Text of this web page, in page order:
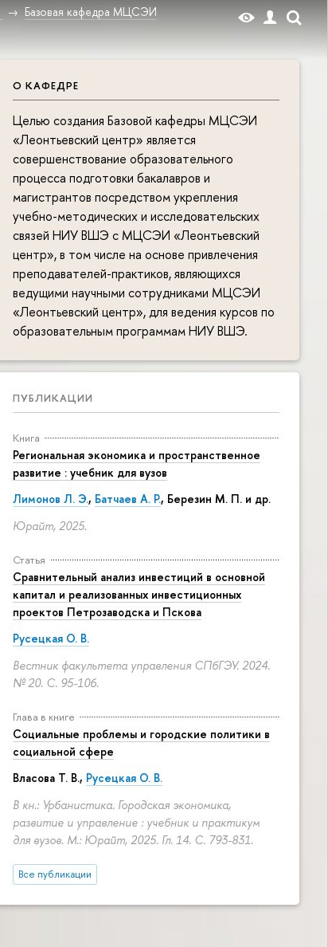
Базовая кафедра МЦСЭИ
О КАФЕДРЕ
Целью создания Базовой кафедры МЦСЭИ
«Леонтьевский центр» является
совершенствование образовательного
процесса подготовки бакалавров и
магистрантов посредством укрепления
учебно-методических и исследовательских
связей НИУ ВШЭ с МЦСЭИ «Леонтьевский
центр», в том числе на основе привлечения
преподавателей-практиков, являющихся
ведущими научными сотрудниками МЦСЭИ
«Леонтьевский центр», для ведения курсов по
образовательным программам НИУ ВШЭ.
ПУБЛИКАЦИИ
Книга
Региональная экономика и пространственное
развитие : учебник для вузов
Лимонов Л. Э., Батчаев А. Р., Березин М. П. и др.
Юрайт, 2025.
Статья
Сравнительный анализ инвестиций в основной
капитал и реализованных инвестиционных
проектов Петрозаводска и Пскова
Русецкая О. В.
Вестник факультета управления СПбГЭУ. 2024.
№ 20. С. 95-106.
Глава в книге
Социальные проблемы и городские политики в
социальной сфере
Власова Т. В., Русецкая О. В.
В кн.: Урбанистика. Городская экономика,
развитие и управление : учебник и практикум
для вузов. М.: Юрайт, 2025. Гл. 14. С. 793-831.
Все публикации